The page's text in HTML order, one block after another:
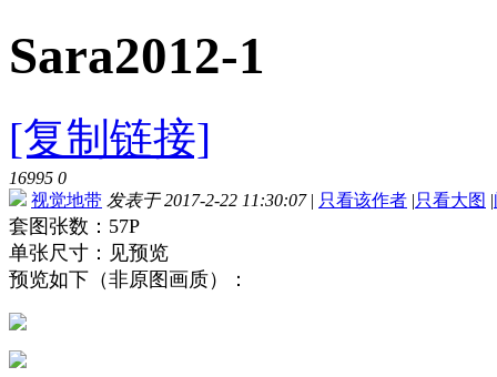
Sara2012-1
[复制链接]
16995 0
视觉地带 发表于 2017-2-22 11:30:07 | 只看该作者 |只看大图 |
套图张数：57P
单张尺寸：见预览
预览如下（非原图画质）：